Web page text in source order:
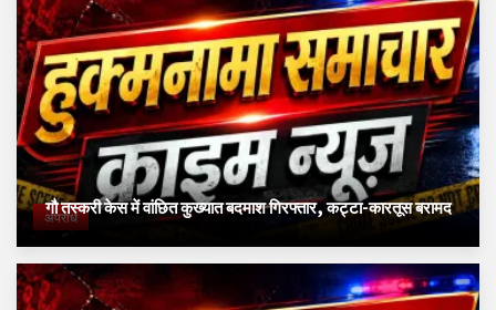
अपराध
गौ तस्करी केस में वांछित कुख्यात बदमाश गिरफ्तार, कट्टा-कारतूस बरामद